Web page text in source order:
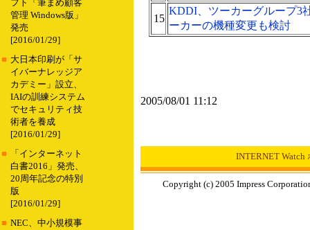
フト「筆まめ顧客
管理 Windows版」
発売
[2016/01/29]
■ 大日本印刷が「サ
イバーナレッジア
カデミー」設立、
IAIの訓練システム
でセキュリティ技
術者を養成
[2016/01/29]
■
「インターネット
白書2016」発売、
20周年記念の特別
版
[2016/01/29]
■ NEC、中小規模事
15
KDDI、ツーカーグループ3
ーカーの機種変更も検討
2005/08/01 11:12
INTERNET Watch
Copyright (c) 2005 Impress